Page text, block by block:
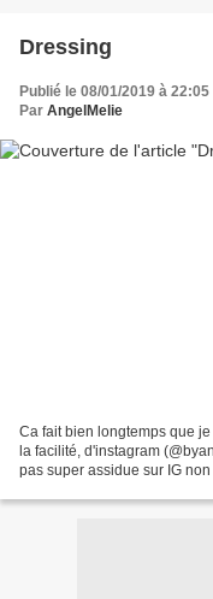
Dressing
Publié le 08/01/2019 à 22:05
Par AngelMelie
Ca fait bien longtemps que
la facilité, d'instagram
pas super assidue sur IG